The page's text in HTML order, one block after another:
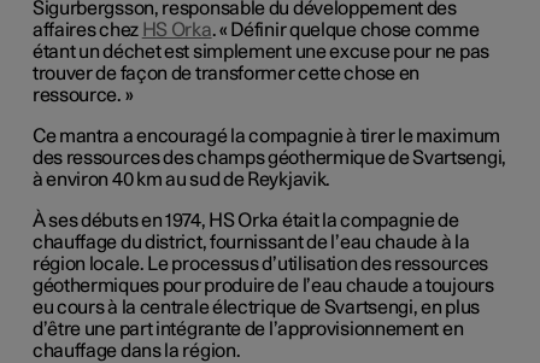
Sigurbergsson, responsable du développement des
affaires chez HS Orka. « Définir quelque chose comme
étant un déchet est simplement une excuse pour ne pas
trouver de façon de transformer cette chose en
ressource. »
Ce mantra a encouragé la compagnie à tirer le maximum
des ressources des champs géothermique de Svartsengi,
à environ 40 km au sud de Reykjavik.
À ses débuts en 1974, HS Orka était la compagnie de
chauffage du district, fournissant de l’eau chaude à la
région locale. Le processus d’utilisation des ressources
géothermiques pour produire de l’eau chaude a toujours
eu cours à la centrale électrique de Svartsengi, en plus
d’être une part intégrante de l’approvisionnement en
chauffage dans la région.